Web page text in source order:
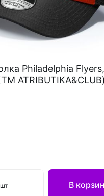
Philadelphia
ATRIBUTIKA&CLUB)
шт В